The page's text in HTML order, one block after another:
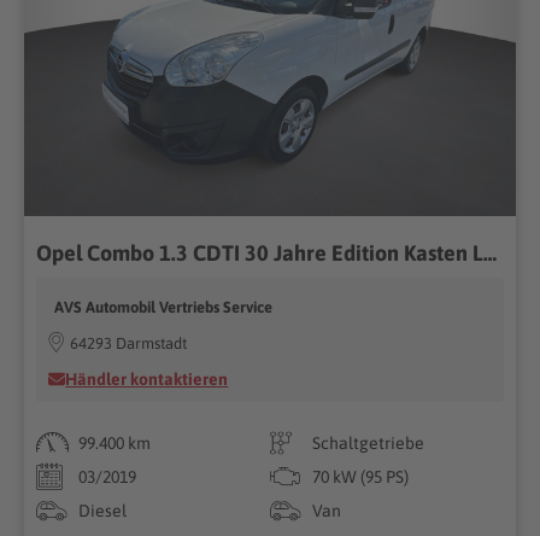
Opel Combo 1.3 CDTI 30 Jahre Edition Kasten L1H1 2,2t
AVS Automobil Vertriebs Service
64293 Darmstadt
Händler kontaktieren
99.400 km
Schaltgetriebe
03/2019
70 kW (95 PS)
Diesel
Van